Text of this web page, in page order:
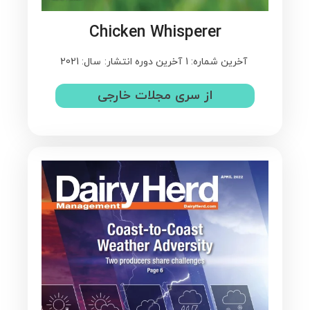
Chicken Whisperer
آخرین شماره: 1 آخرین دوره انتشار: سال: 2021
از سری مجلات خارجی